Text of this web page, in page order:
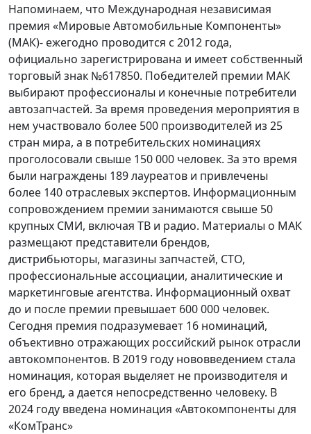
Напоминаем, что Международная независимая
премия «Мировые Автомобильные Компоненты»
(МАК)- ежегодно проводится с 2012 года,
официально зарегистрирована и имеет собственный
торговый знак №617850. Победителей премии МАК
выбирают профессионалы и конечные потребители
автозапчастей. За время проведения мероприятия в
нем участвовало более 500 производителей из 25
стран мира, а в потребительских номинациях
проголосовали свыше 150 000 человек. За это время
были награждены 189 лауреатов и привлечены
более 140 отраслевых экспертов. Информационным
сопровождением премии занимаются свыше 50
крупных СМИ, включая ТВ и радио. Материалы о МАК
размещают представители брендов,
дистрибьюторы, магазины запчастей, СТО,
профессиональные ассоциации, аналитические и
маркетинговые агентства. Информационный охват
до и после премии превышает 600 000 человек.
Сегодня премия подразумевает 16 номинаций,
объективно отражающих российский рынок отрасли
автокомпонентов. В 2019 году нововведением стала
номинация, которая выделяет не производителя и
его бренд, а дается непосредственно человеку. В
2024 году введена номинация «Автокомпоненты для
«КомТранс»